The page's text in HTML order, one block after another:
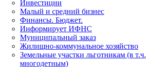
Инвестиции
Малый и средний бизнес
Финансы. Бюджет.
Информирует ИФНС
Муниципальный заказ
Жилищно-коммунальное хозяйство
Земельные участки льготникам (в т.ч.
многодетным)